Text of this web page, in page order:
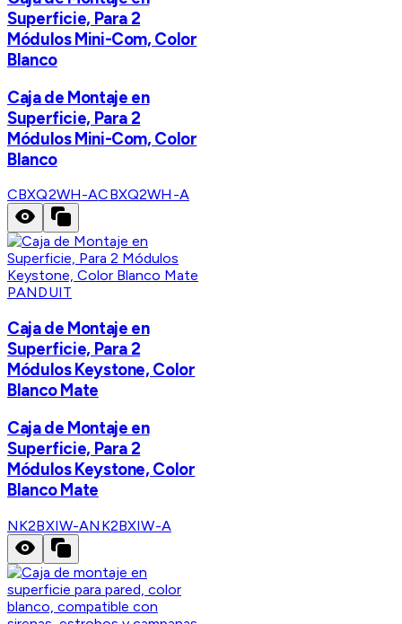
Superficie, Para 2
Módulos Mini-Com, Color
Blanco
Caja de Montaje en
Superficie, Para 2
Módulos Mini-Com, Color
Blanco
CBXQ2WH-ACBXQ2WH-A
PANDUIT
Caja de Montaje en
Superficie, Para 2
Módulos Keystone, Color
Blanco Mate
Caja de Montaje en
Superficie, Para 2
Módulos Keystone, Color
Blanco Mate
NK2BXIW-ANK2BXIW-A